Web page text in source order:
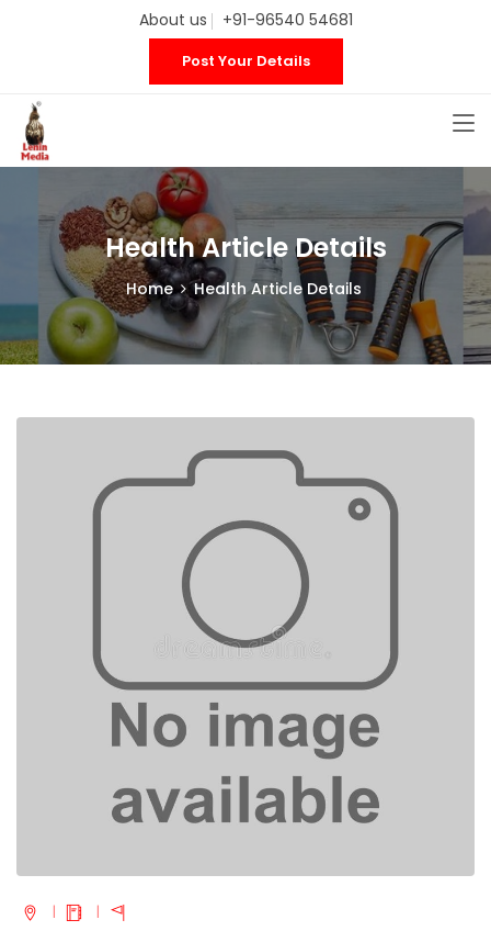
About us +91-96540 54681
Post Your Details
Health Article Details
Home Health Article Details